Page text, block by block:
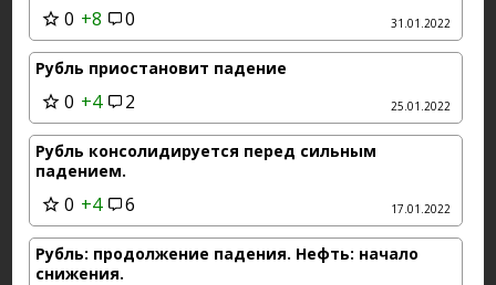
31.01.2022
0 +8 0
25.01.2022
Рубль приостановит падение
0 +4 2
17.01.2022
Рубль консолидируется перед сильным
падением.
0 +4 6
Рубль: продолжение падения. Нефть: начало
снижения.